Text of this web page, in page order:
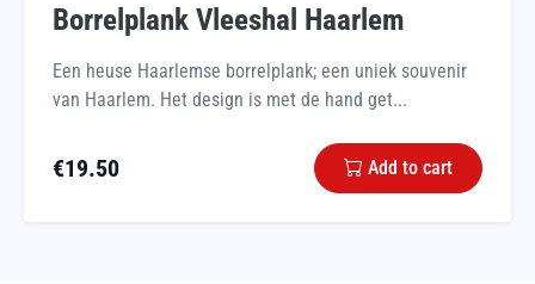
Borrelplank Vleeshal Haarlem
Een heuse Haarlemse borrelplank; een uniek souvenir
van Haarlem. Het design is met de hand get...
€19.50 Add to cart